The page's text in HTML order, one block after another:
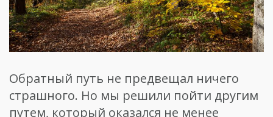
Обратный путь не предвещал ничего
страшного. Но мы решили пойти другим
путем, который оказался не менее